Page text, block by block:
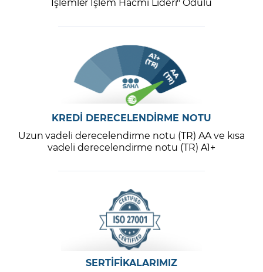
KREDİ DERECELENDİRME NOTU
Uzun vadeli derecelendirme notu (TR) AA ve kısa
vadeli derecelendirme notu (TR) A1+
SERTİFİKALARIMIZ